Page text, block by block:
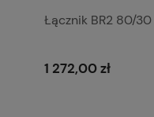
Łącznik BR2 80/
1 272,00 zł